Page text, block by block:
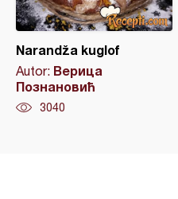
Narandža kuglof
Autor: Верица
Познановић
3040